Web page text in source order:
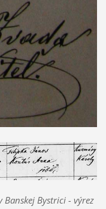
Banskej Bystrici - výrez